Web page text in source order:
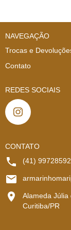
NAVEGAÇÃO
Trocas e
Contato
REDES SOCIAIS
CONTATO
(41)
Alameda Júlia
Curitiba/PR